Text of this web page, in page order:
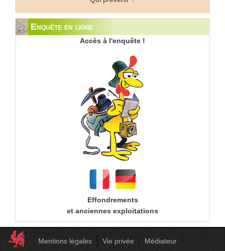
Enquête en ligne
Accès à l'enquête !
Effondrements
et anciennes exploitations
Mentions légales Vie privée
Médiateur